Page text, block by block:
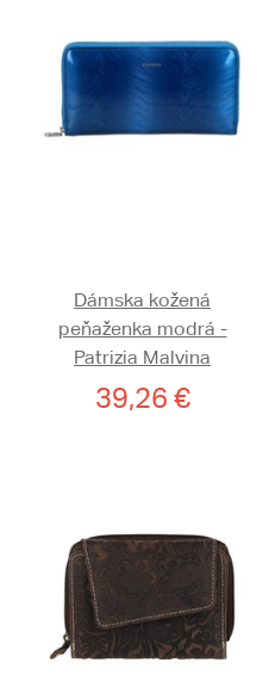
Dámska kožená
peňaženka modrá -
Patrizia Malvina
39,26 €